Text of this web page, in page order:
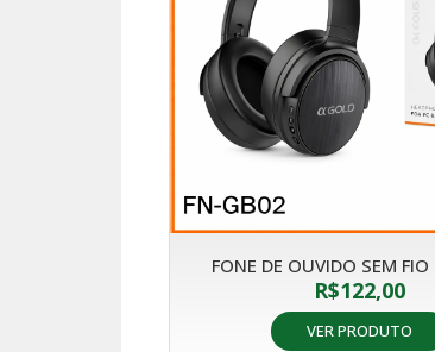
FONE DE OUVIDO SEM
R$122,00
VER PRODUTO